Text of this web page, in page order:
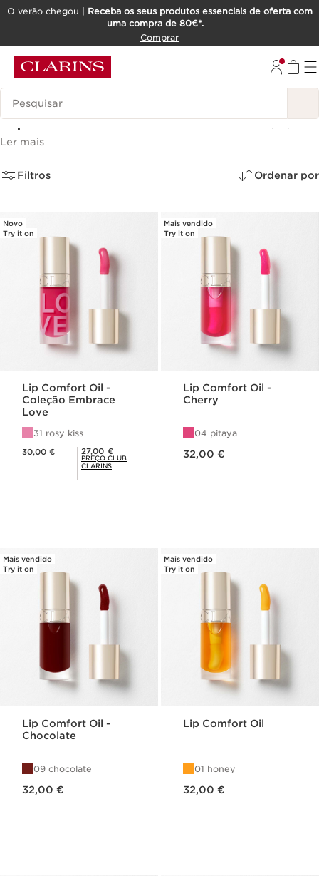
SALTAR PARA O CONTEÚDO
O verão chegou | Receba os seus produtos essenciais de oferta com
uma compra de 80€*.
Comprar
Pesquisar Legenda
Lip Oil : Huile Confort Lèvres (12)
Ler mais
Filtros Ordenar por
Novo
Try it on
Lip Comfort Oil -
Coleção Embrace
Love
31 rosy kiss
30,00 € Preço Club Clarins 27,00 €
27,00 €
PREÇO CLUB
CLARINS
Mais vendido
Try it on
Lip Comfort Oil -
Cherry
04 pitaya
32,00 €
Mais vendido
Try it on
Lip Comfort Oil -
Chocolate
09 chocolate
32,00 €
Mais vendido
Try it on
Lip Comfort Oil
01 honey
32,00 €